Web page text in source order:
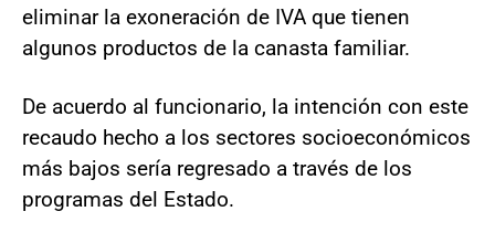
eliminar la exoneración de IVA que tienen
algunos productos de la canasta familiar.
De acuerdo al funcionario, la intención con este
recaudo hecho a los sectores socioeconómicos
más bajos sería regresado a través de los
programas del Estado.